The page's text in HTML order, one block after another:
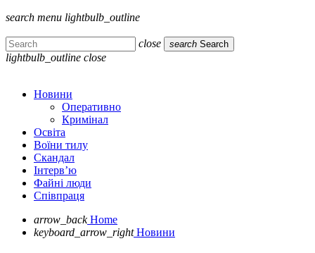
search menu lightbulb_outline
close search Search
lightbulb_outline close
Новини
Оперативно
Кримінал
Освіта
Воїни тилу
Скандал
Інтерв’ю
Файні люди
Співпраця
arrow_back Home
keyboard_arrow_right Новини